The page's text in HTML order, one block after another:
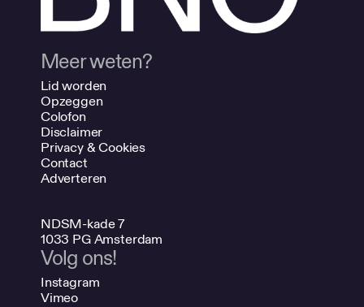
Meer weten?
Lid worden
Opzeggen
Colofon
Disclaimer
Privacy & Cookies
Contact
Adverteren
NDSM-kade 7
1033 PG Amsterdam
Volg ons!
Instagram
Vimeo